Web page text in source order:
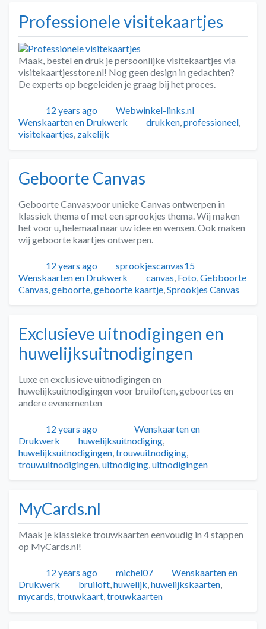
Professionele visitekaartjes
Maak, bestel en druk je persoonlijke visitekaartjes via
visitekaartjesstore.nl! Nog geen design in gedachten?
De experts op begeleiden je graag bij het proces.
Geplaatst
12 years ago Auteur
Webwinkel-links.nl
Wenskaarten en Drukwerk
Tags
drukken professioneel
visitekaartjes zakelijk
Geboorte Canvas
Geboorte Canvas,voor unieke Canvas ontwerpen in
klassiek thema of met een sprookjes thema. Wij maken
het voor u, helemaal naar uw idee en wensen. Ook maken
wij geboorte kaartjes ontwerpen.
Geplaatst
12 years ago Auteur
sprookjescanvas15
Wenskaarten en Drukwerk
Tags
canvas Foto Gebboorte
Canvas geboorte geboorte kaartje Sprookjes Canvas
Exclusieve uitnodigingen en
huwelijksuitnodigingen
Luxe en exclusieve uitnodigingen en
huwelijksuitnodigingen voor bruiloften, geboortes en
andere evenementen
Geplaatst
12 years ago AuteurCategorieën
Wenskaarten en
Drukwerk
Tags
huwelijksuitnodiging
huwelijksuitnodigingen trouwuitnodiging
trouwuitnodigingen uitnodiging uitnodigingen
MyCards.nl
Maak je klassieke trouwkaarten eenvoudig in 4 stappen
op MyCards.nl!
Geplaatst
12 years ago Auteur
michel07 Categorieën
Wenskaarten en
Drukwerk
Tags
bruiloft huwelijk huwelijkskaarten
mycards trouwkaart trouwkaarten